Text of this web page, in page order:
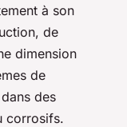
à son
de
dimension
de
des
corrosifs.